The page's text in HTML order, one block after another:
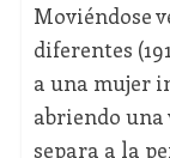
Moviéndose
diferentes
a una mujer
abriendo
separa a la